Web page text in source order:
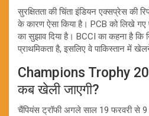
सुरक्षितता की चिंता इंडियन एक्सप्रेस की
के कारण ऐसा किया है। PCB को लिखे गए
का सुझाव दिया है। BCCI का कहना है कि
प्राथमिकता है, इसलिए वे पाकिस्तान में
Champions Trophy
कब खेली जाएगी?
चैंपियंस ट्रॉफी अगले साल 19 फरवरी से